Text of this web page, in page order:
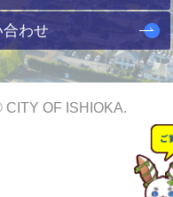
合わせ
CITY OF ISHIOKA.